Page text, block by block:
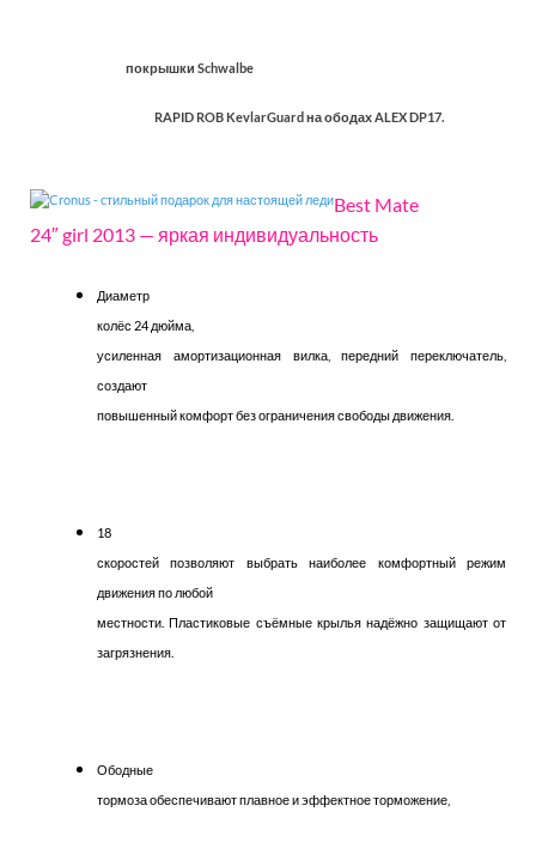
покрышки Schwalbe
RAPID ROB KevlarGuard на ободах ALEX DP17.
Best Mate
24″ girl 2013 — яркая индивидуальность
Диаметр
колёс 24 дюйма,
усиленная амортизационная вилка, передний переключатель,
создают
повышенный комфорт без ограничения свободы движения.
18
скоростей позволяют выбрать наиболее комфортный режим
движения по любой
местности. Пластиковые съёмные крылья надёжно защищают от
загрязнения.
Ободные
тормоза обеспечивают плавное и эффектное торможение,